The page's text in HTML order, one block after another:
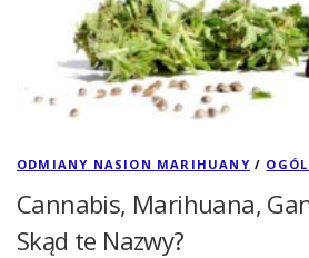
ODMIANY NASION MARIHUANY /
Cannabis, Marihuana,
Skąd te Nazwy?